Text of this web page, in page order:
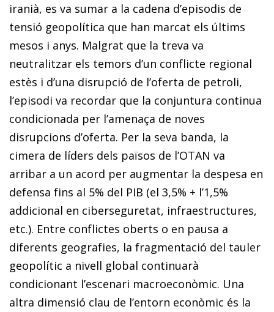
iranià, es va sumar a la cadena d’episodis de
tensió geopolítica que han marcat els últims
mesos i anys. Malgrat que la treva va
neutralitzar els temors d’un conflicte regional
estès i d’una disrupció de l’oferta de petroli,
l’episodi va recordar que la conjuntura continua
condicionada per l’amenaça de noves
disrupcions d’oferta. Per la seva banda, la
cimera de líders dels països de l’OTAN va
arribar a un acord per augmentar la despesa en
defensa fins al 5% del PIB (el 3,5% + l’1,5%
addicional en ciberseguretat, infraestructures,
etc.). Entre conflictes oberts o en pausa a
diferents geografies, la fragmentació del tauler
geopolític a nivell global continuarà
condicionant l’escenari macroeconòmic. Una
altra dimensió clau de l’entorn econòmic és la